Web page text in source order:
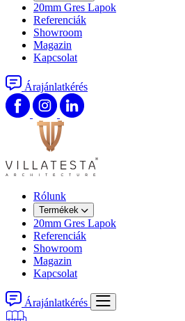
20mm Gres Lapok
Referenciák
Showroom
Magazin
Kapcsolat
Árajánlatkérés
Rólunk
Termékek
20mm Gres Lapok
Referenciák
Showroom
Magazin
Kapcsolat
Árajánlatkérés